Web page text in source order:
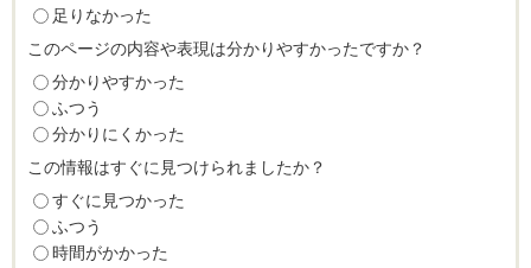
足りなかった
このページの内容や表現は分かりやすかったですか？
分かりやすかった
ふつう
分かりにくかった
この情報はすぐに見つけられましたか？
すぐに見つかった
ふつう
時間がかかった